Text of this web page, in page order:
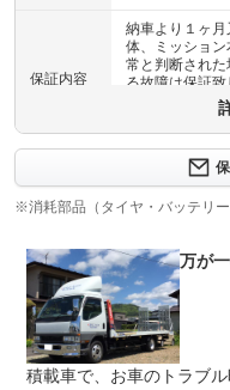
保証内容
納車より１ヶ
体、ミッショ
常と判断され
る故障は保証
上限金額 車両本体価格
免責金 無し
保証修理
受付先
-
※消耗部品（タイヤ・バッテリ
万が
積載車で、お車のトラブ